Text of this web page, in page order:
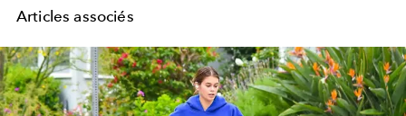
Articles associés